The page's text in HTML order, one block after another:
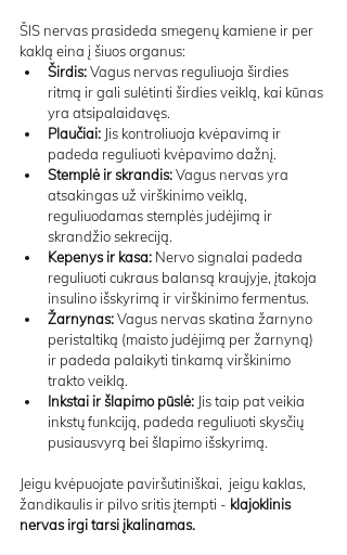
ŠIS nervas prasideda smegenų kamiene ir per
kaklą eina į šiuos organus:
Širdis: Vagus nervas reguliuoja širdies
ritmą ir gali sulėtinti širdies veiklą, kai kūnas
yra atsipalaidavęs.
Plaučiai: Jis kontroliuoja kvėpavimą ir
padeda reguliuoti kvėpavimo dažnį.
Stemplė ir skrandis: Vagus nervas yra
atsakingas už virškinimo veiklą,
reguliuodamas stemplės judėjimą ir
skrandžio sekreciją.
Kepenys ir kasa: Nervo signalai padeda
reguliuoti cukraus balansą kraujyje, įtakoja
insulino išskyrimą ir virškinimo fermentus.
Žarnynas: Vagus nervas skatina žarnyno
peristaltiką (maisto judėjimą per žarnyną)
ir padeda palaikyti tinkamą virškinimo
trakto veiklą.
Inkstai ir šlapimo pūslė: Jis taip pat veikia
inkstų funkciją, padeda reguliuoti skysčių
pusiausvyrą bei šlapimo išskyrimą.
Jeigu kvėpuojate paviršutiniškai,  jeigu kaklas,
žandikaulis ir pilvo sritis įtempti - klajoklinis
nervas irgi tarsi įkalinamas.